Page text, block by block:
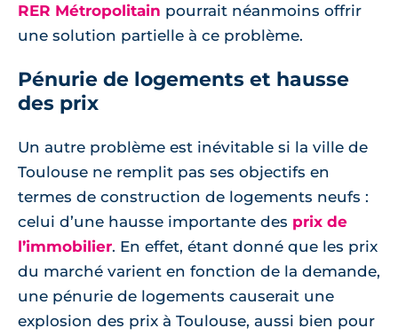
RER Métropolitain pourrait néanmoins offrir
une solution partielle à ce problème.
Pénurie de logements et hausse
des prix
Un autre problème est inévitable si la ville de
Toulouse ne remplit pas ses objectifs en
termes de construction de logements neufs :
celui d’une hausse importante des prix de
l’immobilier. En effet, étant donné que les prix
du marché varient en fonction de la demande,
une pénurie de logements causerait une
explosion des prix à Toulouse, aussi bien pour